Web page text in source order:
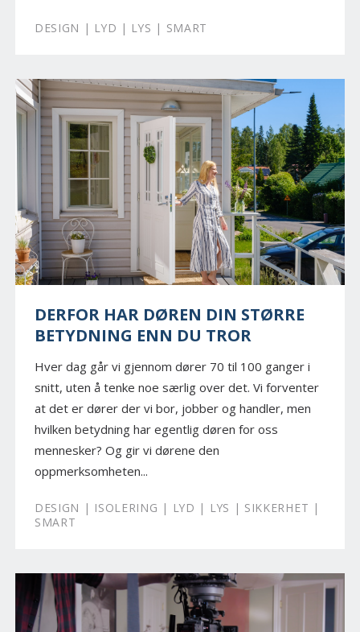
DESIGN | LYD | LYS | SMART
DERFOR HAR DØREN DIN STØRRE
BETYDNING ENN DU TROR
Hver dag går vi gjennom dører 70 til 100 ganger i
snitt, uten å tenke noe særlig over det. Vi forventer
at det er dører der vi bor, jobber og handler, men
hvilken betydning har egentlig døren for oss
mennesker? Og gir vi dørene den
oppmerksomheten...
DESIGN | ISOLERING | LYD | LYS | SIKKERHET |
SMART